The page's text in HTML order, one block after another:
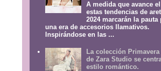
A medida que avance
estas tendencias de
2024 marcarán la pauta
una era de accesorios llamativos.
Inspirándose en las ...
La colección Primavera
de Zara Studio se
estilo romántico.